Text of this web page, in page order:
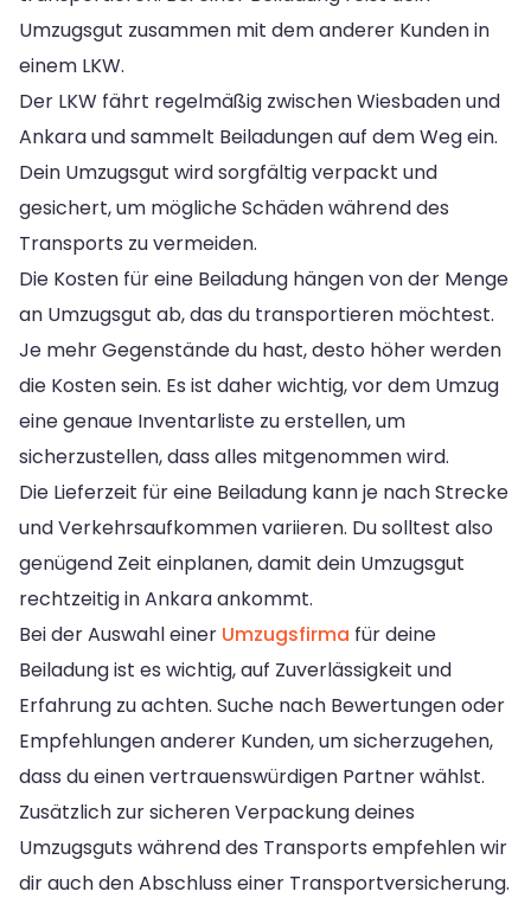
Umzugsgut zusammen mit dem anderer Kunden in
einem LKW.
Der LKW fährt regelmäßig zwischen Wiesbaden und
Ankara und sammelt Beiladungen auf dem Weg ein.
Dein Umzugsgut wird sorgfältig verpackt und
gesichert, um mögliche Schäden während des
Transports zu vermeiden.
Die Kosten für eine Beiladung hängen von der Menge
an Umzugsgut ab, das du transportieren möchtest.
Je mehr Gegenstände du hast, desto höher werden
die Kosten sein. Es ist daher wichtig, vor dem Umzug
eine genaue Inventarliste zu erstellen, um
sicherzustellen, dass alles mitgenommen wird.
Die Lieferzeit für eine Beiladung kann je nach Strecke
und Verkehrsaufkommen variieren. Du solltest also
genügend Zeit einplanen, damit dein Umzugsgut
rechtzeitig in Ankara ankommt.
Bei der Auswahl einer Umzugsfirma für deine
Beiladung ist es wichtig, auf Zuverlässigkeit und
Erfahrung zu achten. Suche nach Bewertungen oder
Empfehlungen anderer Kunden, um sicherzugehen,
dass du einen vertrauenswürdigen Partner wählst.
Zusätzlich zur sicheren Verpackung deines
Umzugsguts während des Transports empfehlen wir
dir auch den Abschluss einer Transportversicherung.